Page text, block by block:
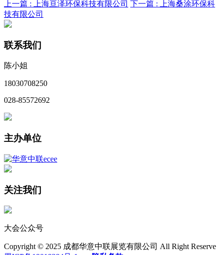
上一篇 :
上海亘泽环保科技有限公司 下一篇 :
上海桑涂环保科
技有限公司
联系我们
陈小姐
18030708250
028-85572692
主办单位
关注我们
大会公众号
Copyright © 2025 成都华意中联展览有限公司 All Right Reserve